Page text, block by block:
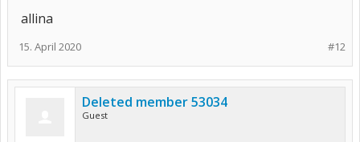
allina
#12
15. April 2020
Deleted member 53034
Guest